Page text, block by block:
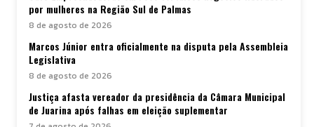
por mulheres na Região Sul de Palmas
8 de agosto de 2026
Marcos Júnior entra oficialmente na disputa pela Assembleia
Legislativa
8 de agosto de 2026
Justiça afasta vereador da presidência da Câmara Municipal
de Juarina após falhas em eleição suplementar